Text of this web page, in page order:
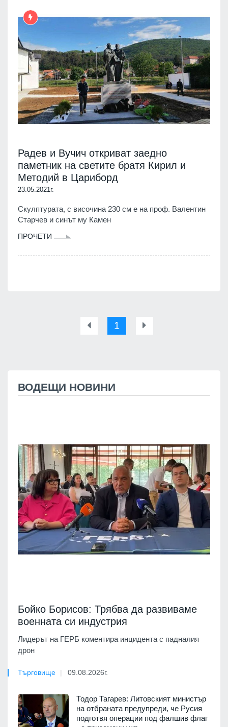
Радев и Вучич откриват заедно
паметник на светите братя Кирил и
Методий в Цариборд
23.05.2021г.
Скулптурата, с височина 230 см е на проф. Валентин
Старчев и синът му Камен
ПРОЧЕТИ
1
ВОДЕЩИ НОВИНИ
Бойко Борисов: Трябва да развиваме
военната си индустрия
Лидерът на ГЕРБ коментира инцидента с падналия
дрон
Търговище 09.08.2026г.
Тодор Тагарев: Литовският министър
на отбраната предупреди, че Русия
подготвя операции под фалшив флаг